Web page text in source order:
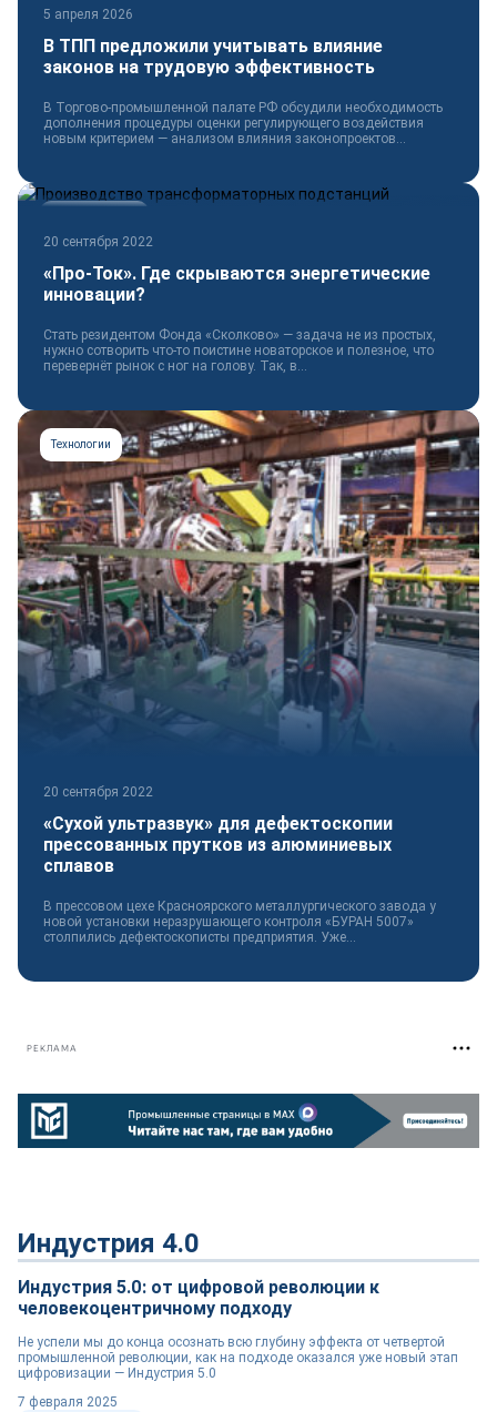
5 апреля 2026
В ТПП предложили учитывать влияние
законов на трудовую эффективность
В Торгово-промышленной палате РФ обсудили необходимость
дополнения процедуры оценки регулирующего воздействия
новым критерием — анализом влияния законопроектов...
20 сентября 2022
«Про-Ток». Где скрываются энергетические
инновации?
Стать резидентом Фонда «Сколково» — задача не из простых,
нужно сотворить что-то поистине новаторское и полезное, что
перевернёт рынок с ног на голову. Так, в...
Технологии
20 сентября 2022
«Сухой ультразвук» для дефектоскопии
прессованных прутков из алюминиевых
сплавов
В прессовом цехе Красноярского металлургического завода у
новой установки неразрушающего контроля «БУРАН 5007»
столпились дефектоскописты предприятия. Уже...
РЕКЛАМА
Индустрия 4.0
Индустрия 5.0: от цифровой революции к
человекоцентричному подходу
Не успели мы до конца осознать всю глубину эффекта от четвертой
промышленной революции, как на подходе оказался уже новый этап
цифровизации — Индустрия 5.0
7 февраля 2025